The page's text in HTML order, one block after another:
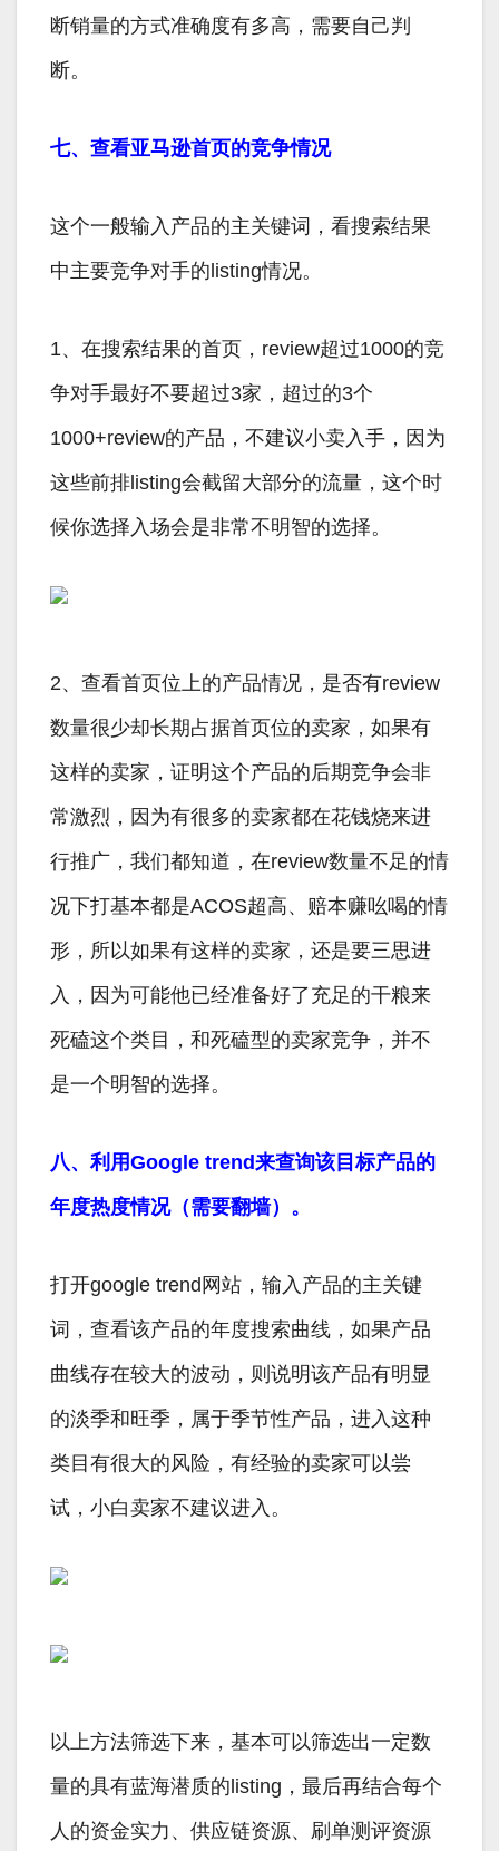
断销量的方式准确度有多高，需要自己判
断。
七、查看亚马逊首页的竞争情况
这个一般输入产品的主关键词，看搜索结果
中主要竞争对手的listing情况。
1、在搜索结果的首页，review超过1000的竞
争对手最好不要超过3家，超过的3个
1000+review的产品，不建议小卖入手，因为
这些前排listing会截留大部分的流量，这个时
候你选择入场会是非常不明智的选择。
2、查看首页位上的产品情况，是否有review
数量很少却长期占据首页位的卖家，如果有
这样的卖家，证明这个产品的后期竞争会非
常激烈，因为有很多的卖家都在花钱烧来进
行推广，我们都知道，在review数量不足的情
况下打基本都是ACOS超高、赔本赚吆喝的情
形，所以如果有这样的卖家，还是要三思进
入，因为可能他已经准备好了充足的干粮来
死磕这个类目，和死磕型的卖家竞争，并不
是一个明智的选择。
八、利用Google trend来查询该目标产品的
年度热度情况（需要翻墙）。
打开google trend网站，输入产品的主关键
词，查看该产品的年度搜索曲线，如果产品
曲线存在较大的波动，则说明该产品有明显
的淡季和旺季，属于季节性产品，进入这种
类目有很大的风险，有经验的卖家可以尝
试，小白卖家不建议进入。
以上方法筛选下来，基本可以筛选出一定数
量的具有蓝海潜质的listing，最后再结合每个
人的资金实力、供应链资源、刷单测评资源